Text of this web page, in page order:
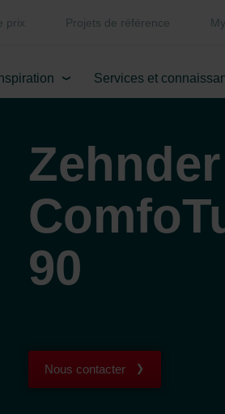
prix Projets de référence
Services et
Zehnder
90
Nous contacter